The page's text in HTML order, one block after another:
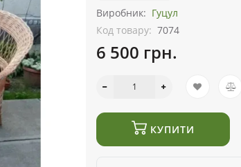
Виробник: Гуцул
Код товару: 7074
6 500 грн.
КУПИТИ